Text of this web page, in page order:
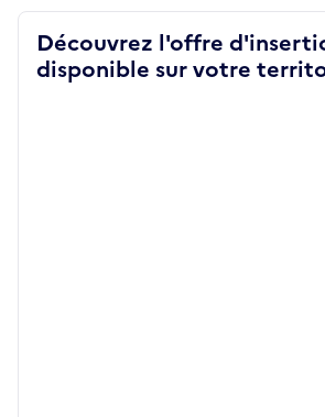
Découvrez l'offre
disponible sur votre